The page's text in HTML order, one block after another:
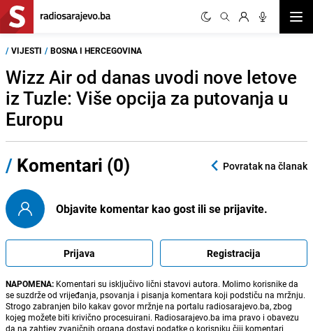
/ VIJESTI / BOSNA I HERCEGOVINA
Wizz Air od danas uvodi nove letove
iz Tuzle: Više opcija za putovanja u
Europu
/ Komentari (0) Povratak na članak
Objavite komentar kao gost ili se prijavite.
Prijava Registracija
NAPOMENA: Komentari su isključivo lični stavovi autora. Molimo korisnike da
se suzdrže od vrijeđanja, psovanja i pisanja komentara koji podstiču na mržnju.
Strogo zabranjen bilo kakav govor mržnje na portalu radiosarajevo.ba, zbog
kojeg možete biti krivično procesuirani. Radiosarajevo.ba ima pravo i obavezu
da na zahtjev zvaničnih organa dostavi podatke o korisniku čiji komentari